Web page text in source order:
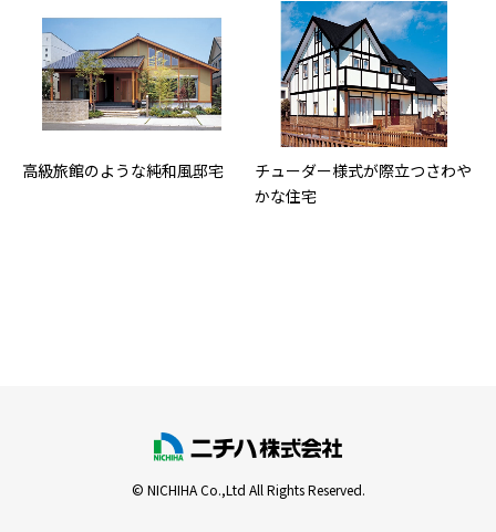
高級旅館のような純和風邸宅
チューダー様式が際立つさわや
かな住宅
© NICHIHA Co.,Ltd All Rights Reserved.